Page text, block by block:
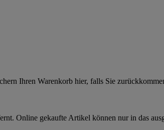
Ihren Warenkorb hier, falls Sie
Online gekaufte Artikel können nur in das